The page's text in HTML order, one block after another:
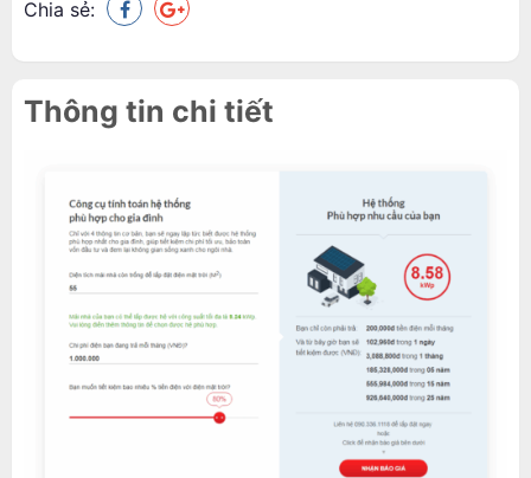
Chia sẻ:
Thông tin chi tiết